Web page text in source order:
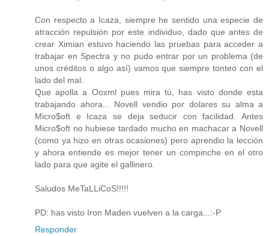
Con respecto a Icaza, siempre he sentido una especie de
atracción repulsión por este individuo, dado que antes de
crear Ximian estuvo haciendo las pruebas para acceder a
trabajar en Spectra y no pudo entrar por un problema (de
unos créditos o algo así) vamos que siempre tonteo con el
lado del mal.
Que apolla a Ooxml pues mira tú, has visto donde esta
trabajando ahora... Novell vendio por dolares su alma a
Micro$oft e Icaza se deja seducir con facilidad. Antes
Micro$oft no hubiese tardado mucho en machacar a Novell
(como ya hizo en otras ocasiones) pero aprendio la lección
y ahora entiende es mejor tener un compinche en el otro
lado para que agite el gallinero.
Saludos MeTaLLiCoS!!!!!
PD: has visto Iron Maden vuelven a la carga...:-P
Responder